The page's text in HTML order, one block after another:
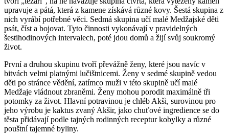
upravuje a pátá, která z kamene získává různé kovy. Šestá skupina z
nich vyrábí potřebné věci. Sedmá skupina učí malé Medžajské děti
psát, číst a bojovat. Tyto činnosti vykonávají v pravidelných
šestihodinových intervalech, poté jdou domů a žijí svůj soukromý
život.
První a druhou skupinu tvoří převážně ženy, které jsou navíc v
bitvách velmi platnými lučištnicemi. Ženy v sedmé skupině vedou
děti po stránce vědění, zatímco muži v této skupině učí malé
Medžaje vládnout zbraněmi. Ženy mohou porodit maximálně tři
potomky za život. Hlavní potravinou je chléb Akši, surovinou pro
jeho výrobu je kaktus zvaný Akšir, jako chuťové ingredience se do
těsta přidávají podle tajných rodinných receptur kobylky a různé
pouštní tajemné byliny.